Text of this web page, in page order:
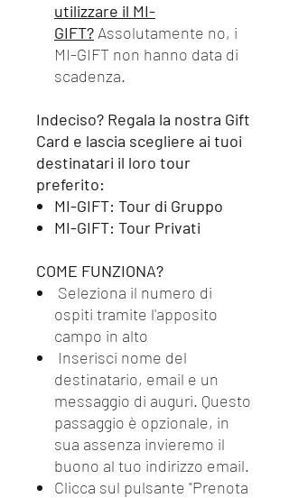
utilizzare il MI-
GIFT? Assolutamente no, i
MI-GIFT non hanno data di
scadenza.
Indeciso? Regala la nostra Gift
Card e lascia scegliere ai tuoi
destinatari il loro tour
preferito:
MI-GIFT: Tour di Gruppo
MI-GIFT: Tour Privati
COME FUNZIONA?
Seleziona il numero di
ospiti tramite l'apposito
campo in alto
Inserisci nome del
destinatario, email e un
messaggio di auguri. Questo
passaggio è opzionale, in
sua assenza invieremo il
buono al tuo indirizzo email.
Clicca sul pulsante "Prenota